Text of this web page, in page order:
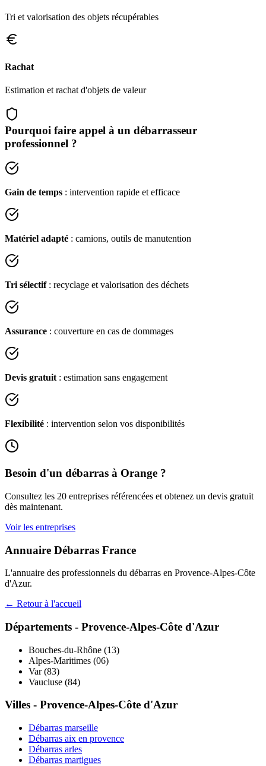
Tri et valorisation des objets récupérables
Rachat
Estimation et rachat d'objets de valeur
Pourquoi faire appel à un débarrasseur
professionnel ?
Gain de temps : intervention rapide et efficace
Matériel adapté : camions, outils de manutention
Tri sélectif: recyclage et valorisation des déchets
Assurance : couverture en cas de dommages
Devis gratuit : estimation sans engagement
Flexibilité : intervention selon vos disponibilités
Besoin d'un débarras à Orange ?
Consultez les 20 entreprises référencées et obtenez un devis gratuit
dès maintenant.
Voir les entreprises
Annuaire Débarras France
L'annuaire des professionnels du débarras en Provence-Alpes-Côte
d'Azur.
← Retour à l'accueil
Départements - Provence-Alpes-Côte d'Azur
Bouches-du-Rhône (13)
Alpes-Maritimes (06)
Var(83)
Vaucluse (84)
Villes - Provence-Alpes-Côte d'Azur
Débarras marseille
Débarras aix en provence
Débarras arles
Débarras martigues